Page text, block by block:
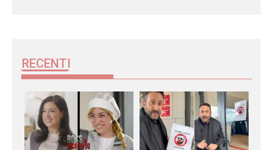
RECENTI